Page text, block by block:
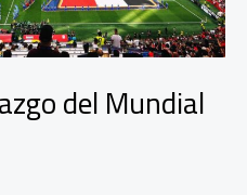
del Mundial